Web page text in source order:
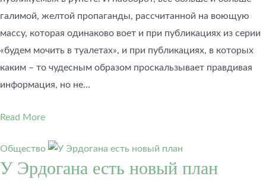
галимой, желтой пропаганды, рассчитанной на воющую
массу, которая одинаково воет и при публикациях из серии
«будем мочить в туалетах», и при публикациях, в которых
каким – то чудесным образом проскальзывает правдивая
информация, но не…
Read More
Общество
У Эрдогана есть новый план